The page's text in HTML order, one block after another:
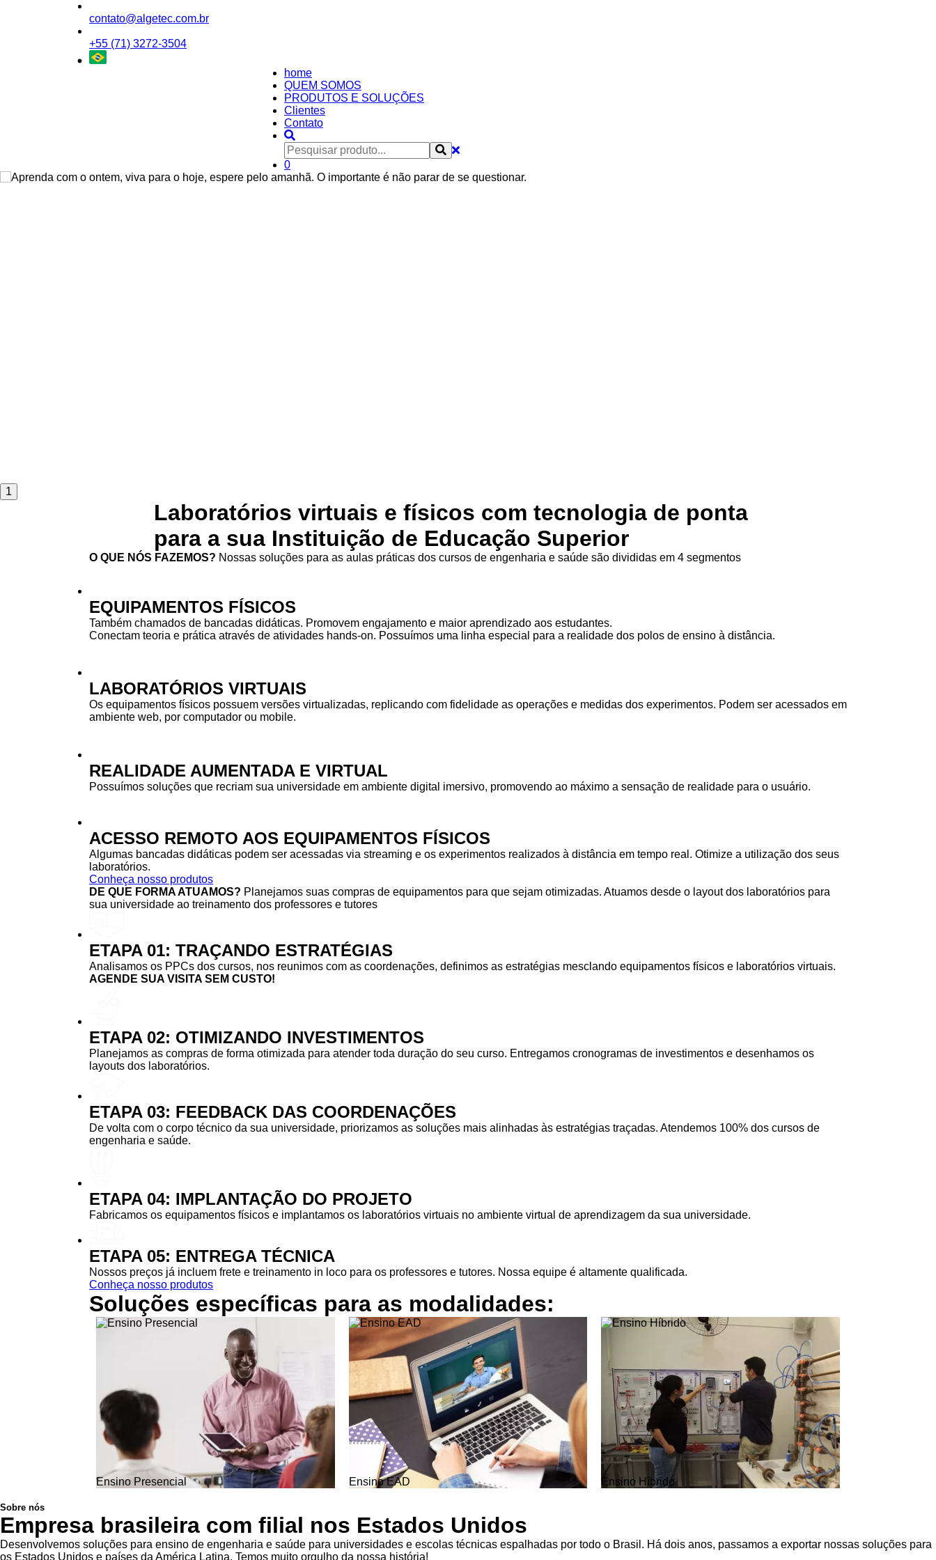
contato@algetec.com.br
+55 (71) 3272-3504
home
QUEM SOMOS
PRODUTOS E SOLUÇÕES
Clientes
Contato
0
1
Laboratórios virtuais e físicos com tecnologia de ponta
para a sua Instituição de Educação Superior
O QUE NÓS FAZEMOS? Nossas soluções para as aulas práticas dos cursos de engenharia e saúde são divididas em 4 segmentos
EQUIPAMENTOS FÍSICOS
Também chamados de bancadas didáticas. Promovem engajamento e maior aprendizado aos estudantes.
Conectam teoria e prática através de atividades hands-on. Possuímos uma linha especial para a realidade dos polos de ensino à distância.
LABORATÓRIOS VIRTUAIS
Os equipamentos físicos possuem versões virtualizadas, replicando com fidelidade as operações e medidas dos experimentos. Podem ser acessados em
ambiente web, por computador ou mobile.
REALIDADE AUMENTADA E VIRTUAL
Possuímos soluções que recriam sua universidade em ambiente digital imersivo, promovendo ao máximo a sensação de realidade para o usuário.
ACESSO REMOTO AOS EQUIPAMENTOS FÍSICOS
Algumas bancadas didáticas podem ser acessadas via streaming e os experimentos realizados à distância em tempo real. Otimize a utilização dos seus
laboratórios.
Conheça nosso produtos
DE QUE FORMA ATUAMOS? Planejamos suas compras de equipamentos para que sejam otimizadas. Atuamos desde o layout dos laboratórios para
sua universidade ao treinamento dos professores e tutores
ETAPA 01: TRAÇANDO ESTRATÉGIAS
Analisamos os PPCs dos cursos, nos reunimos com as coordenações, definimos as estratégias mesclando equipamentos físicos e laboratórios virtuais.
AGENDE SUA VISITA SEM CUSTO!
ETAPA 02: OTIMIZANDO INVESTIMENTOS
Planejamos as compras de forma otimizada para atender toda duração do seu curso. Entregamos cronogramas de investimentos e desenhamos os
layouts dos laboratórios.
ETAPA 03: FEEDBACK DAS COORDENAÇÕES
De volta com o corpo técnico da sua universidade, priorizamos as soluções mais alinhadas às estratégias traçadas. Atendemos 100% dos cursos de
engenharia e saúde.
ETAPA 04: IMPLANTAÇÃO DO PROJETO
Fabricamos os equipamentos físicos e implantamos os laboratórios virtuais no ambiente virtual de aprendizagem da sua universidade.
ETAPA 05: ENTREGA TÉCNICA
Nossos preços já incluem frete e treinamento in loco para os professores e tutores. Nossa equipe é altamente qualificada.
Conheça nosso produtos
Soluções específicas para as modalidades:
Ensino Presencial Ensino EAD Ensino Híbrido
Sobre nós
Empresa brasileira com filial nos Estados Unidos
Desenvolvemos soluções para ensino de engenharia e saúde para universidades e escolas técnicas espalhadas por todo o Brasil. Há dois anos, passamos a exportar nossas soluções para
os Estados Unidos e países da América Latina. Temos muito orgulho da nossa história!